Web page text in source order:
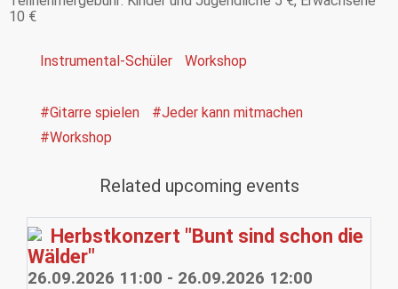
10 €
Instrumental-Schüler Workshop
#Gitarre spielen
#Jeder kann mitmachen
#Workshop
Related upcoming events
Herbstkonzert "Bunt sind schon die
Wälder"
26.09.2026 11:00 - 26.09.2026 12:00